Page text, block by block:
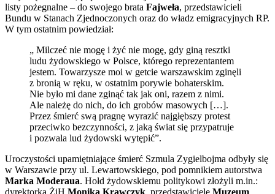
listy pożegnalne – do swojego brata Fajweła, przedstawicieli
Bundu w Stanach Zjednoczonych oraz do władz emigracyjnych RP.
W tym ostatnim powiedział:
„ Milczeć nie mogę i żyć nie mogę, gdy giną resztki
ludu żydowskiego w Polsce, którego reprezentantem
jestem. Towarzysze moi w getcie warszawskim zginęli
z bronią w ręku, w ostatnim porywie bohaterskim.
Nie było mi dane zginąć tak jak oni, razem z nimi.
Ale należę do nich, do ich grobów masowych […].
Przez śmierć swą pragnę wyrazić najgłębszy protest
przeciwko bezczynności, z jaką świat się przypatruje
i pozwala lud żydowski wytępić”.
Uroczystości upamiętniające śmierć Szmula Zygielbojma odbyły się
w Warszawie przy ul. Lewartowskiego, pod pomnikiem autorstwa
Marka Moderaua. Hołd żydowskiemu politykowi złożyli m.in.: